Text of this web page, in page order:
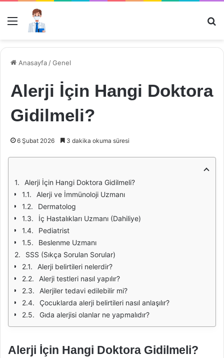
Menü
Anasayfa /Genel
Alerji İçin Hangi Doktora
Gidilmeli?
6 Şubat 2026 3 dakika okuma süresi
Alerji İçin Hangi Doktora Gidilmeli?
Alerji ve İmmünoloji Uzmanı
Dermatolog
İç Hastalıkları Uzmanı (Dahiliye)
Pediatrist
Beslenme Uzmanı
SSS (Sıkça Sorulan Sorular)
Alerji belirtileri nelerdir?
Alerji testleri nasıl yapılır?
Alerjiler tedavi edilebilir mi?
Çocuklarda alerji belirtileri nasıl anlaşılır?
Gıda alerjisi olanlar ne yapmalıdır?
Alerji İçin Hangi Doktora Gidilmeli?